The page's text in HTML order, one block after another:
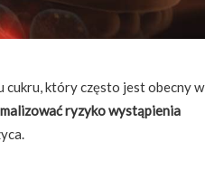
cukru, który często jest obecny w
ryzyko wystąpienia